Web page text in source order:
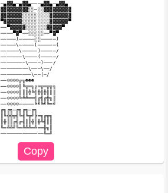
─▄▓▓▄─▄▓▓▄───▄▓▓▄─▄▓▓▄
▓▓▓▓▓▓▓▓▓░░─░░▓▓▓▓▓▓▓▓▓
▓▓▓▓▓▓▓░░░░░░░░░▓▓▓▓▓▓▓
▀▓▓▓▓▓▓░░░░░░░░░▓▓▓▓▓▓▀
──▀▓▓▓▓▓░░░░░░░▓▓▓▓▓▀
────▀▓▀──░░░░░──▀▓▀
─────)─────░░─────)
─────\─────(──────(
──────\─────)─────/
───────\────(─────/
────────\────)───/
─────────\───\──/
──────────\──|─/
──☺☺☺☺╔╗☻☻☻
──☺☺☺☺║╚╦═╗╔═╦═╦╦╗
──☺☺☺☺║║║╬╚╣╬║╬║║║
──☺☺☺☺╚╩╩══╣╔╣╔╬╗║
──☺☺☺☺─────╚╝╚╝╚═╝
╔╗╔╗─╔╗╔╗─╔╗
║╚╬╬╦╣╚╣╚╦╝╠═╗╔╦╗
║╬║║╔╣╔╣║║╬║╬╚╣║║
╚═╩╩╝╚═╩╩╩═╩══╬╗║